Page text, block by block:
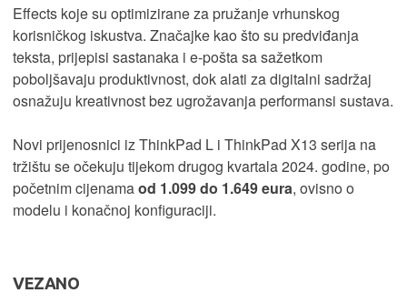
Effects koje su optimizirane za pružanje vrhunskog
korisničkog iskustva. Značajke kao što su predviđanja
teksta, prijepisi sastanaka i e-pošta sa sažetkom
poboljšavaju produktivnost, dok alati za digitalni sadržaj
osnažuju kreativnost bez ugrožavanja performansi sustava.
Novi prijenosnici iz ThinkPad L i ThinkPad X13 serija na
tržištu se očekuju tijekom drugog kvartala 2024. godine, po
početnim cijenamaod 1.099 do 1.649 eura, ovisno o
modelu i konačnoj konfiguraciji.
VEZANO